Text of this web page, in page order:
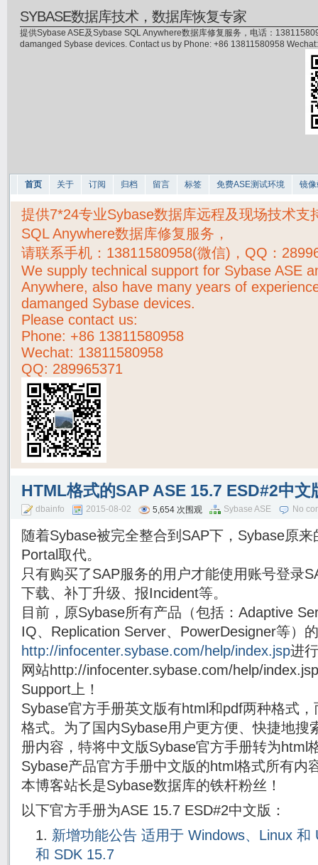
SYBASE数据库技术，数据库恢复专家
提供Sybase ASE及Sybase SQL Anywhere数据库修复服务，电话：
damanged Sybase devices. Contact us by Phone: +86 13811580958
首页 关于 订阅 归档 留言 标签 免费ASE测试环境 镜
提供7*24专业Sybase数据库远程及现场技术支
SQL Anywhere数据库修复服务，
请联系手机： 13811580958(微信)，QQ：
We supply technical support for Sybase ASE
Anywhere, also have many years of
damanged Sybase devices.
Please contact us:
Phone: +86 13811580958
Wechat: 13811580958
QQ: 289965371
HTML格式的SAP ASE 15.7 ESD#2中文
dbainfo 2015-08-02 5,654 次围观 Sybase ASE No
随着Sybase被完全整合到SAP下，Sybase原
Portal取代。
只有购买了SAP服务的用户才能使用账号登录
下载、补丁升级、报Incident等。
目前，原Sybase所有产品（包括：Adaptive
IQ、Replication Server、PowerDesigner等）
http://infocenter.sybase.com/help/index.jsp进
网站http://infocenter.sybase.com/help/
Support上！
Sybase官方手册英文版有html和pdf两种格式
格式。为了国内Sybase用户更方便、快捷地搜
册内容，特将中文版Sybase官方手册转为html
Sybase产品官方手册中文版的html格式所有内
本博客站长是Sybase数据库的铁杆粉丝！
以下官方手册为ASE 15.7 ESD#2中文版：
新增功能公告 适用于 Windows、Linux
和 SDK 15.7